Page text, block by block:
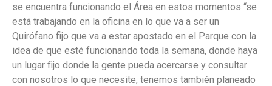
se encuentra funcionando el Área en estos momentos “se
está trabajando en la oficina en lo que va a ser un
Quirófano fijo que va a estar apostado en el Parque con la
idea de que esté funcionando toda la semana, donde haya
un lugar fijo donde la gente pueda acercarse y consultar
con nosotros lo que necesite, tenemos también planeado